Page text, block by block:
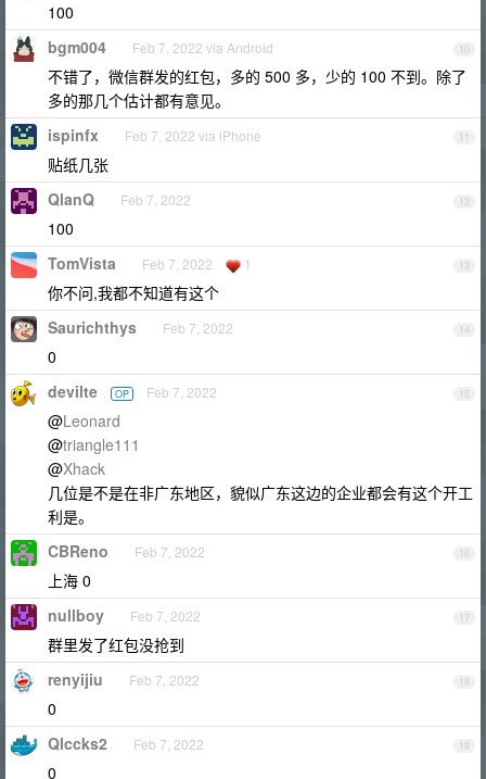
100
10
bgm004 Feb 7, 2022 via Android
不错了，微信群发的红包，多的 500 多，少的 100 不到。除了
多的那几个估计都有意见。
11
ispinfx Feb 7, 2022 via iPhone
贴纸几张
12
QlanQ Feb 7, 2022
100
13
TomVista Feb 7, 2022 1
你不问,我都不知道有这个
14
Saurichthys Feb 7, 2022
0
15
devilte OP Feb 7, 2022
@Leonard
@triangle111
@Xhack
几位是不是在非广东地区，貌似广东这边的企业都会有这个开工
利是。
16
CBReno Feb 7, 2022
上海 0
17
nullboy Feb 7, 2022
群里发了红包没抢到
18
renyijiu Feb 7, 2022
0
19
Qlccks2 Feb 7, 2022
0